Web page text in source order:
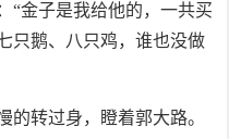
“金子是我给他的，一共买
只鹅、八只鸡，谁也没做
的转过身，瞪着郭大路。